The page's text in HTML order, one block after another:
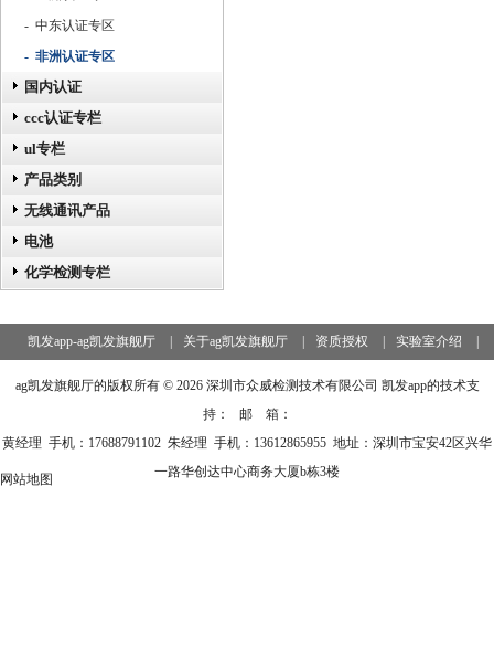
- 中东认证专区
- 非洲认证专区
国内认证
ccc认证专栏
ul专栏
产品类别
无线通讯产品
电池
化学检测专栏
凯发app-ag凯发旗舰厅 关于ag凯发旗舰厅 资质授权 实验室介绍
服务范围 | 新闻资讯 | 认证资讯 | 凯发app的服务支持 |
联系ag凯发旗舰厅
ag凯发旗舰厅的版权所有 © 2026 深圳市众威检测技术有限公司 凯发app的技术支
持： 邮 箱：
黄经理 手机：17688791102 朱经理 手机：13612865955 地址：深圳市宝安42区兴华
一路华创达中心商务大厦b栋3楼
网站地图